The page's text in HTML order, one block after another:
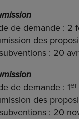
de demande : 2
des
: 20
de demande : 1er
des
: 20